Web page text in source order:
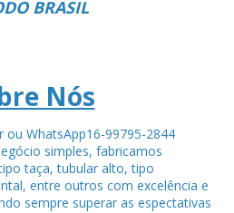
BRASIL
Nós
ou WhatsApp16-99795-2844
simples, fabricamos
taça, tubular alto, tipo
entre outros com excelência e
sempre superar as espectativas